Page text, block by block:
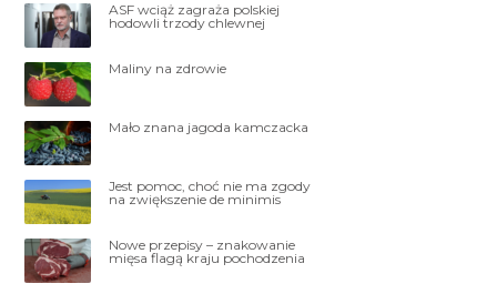
ASF wciąż zagraża polskiej
hodowli trzody chlewnej
Maliny na zdrowie
Mało znana jagoda kamczacka
Jest pomoc, choć nie ma zgody
na zwiększenie de minimis
Nowe przepisy – znakowanie
mięsa flagą kraju pochodzenia